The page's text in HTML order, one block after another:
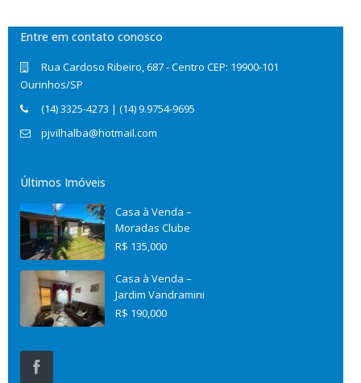
Entre em contato conosco
Rua Cardoso Ribeiro, 687 - Centro CEP: 19900-101
Ourinhos/SP
(14) 3325-4273 | (14) 9.9754-9695
pjvilhalba@hotmail.com
Últimos Imóveis
Casa à Venda –
Moradas Clube
R$ 135,000
Casa à Venda –
Jardim Vandramini
R$ 190,000